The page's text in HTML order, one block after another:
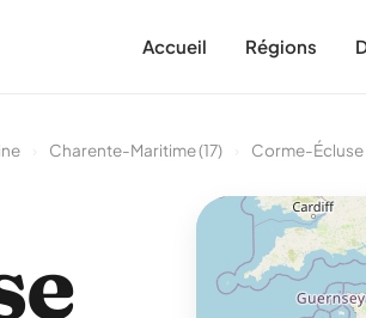
Accueil Régions
Charente-Maritime (17) Corme-Écluse